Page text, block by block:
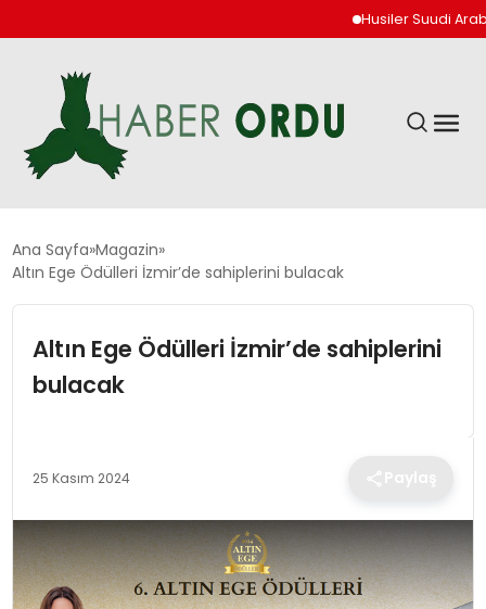
Husiler Suudi
GÜNDEM
DÜNYA
EKONOMI
EĞITIM
Ana Sayfa Magazin
Altın Ege Ödülleri İzmir’de sahiplerini bulacak
Altın Ege Ödülleri İzmir’de sahiplerini
bulacak
25 Kasım 2024